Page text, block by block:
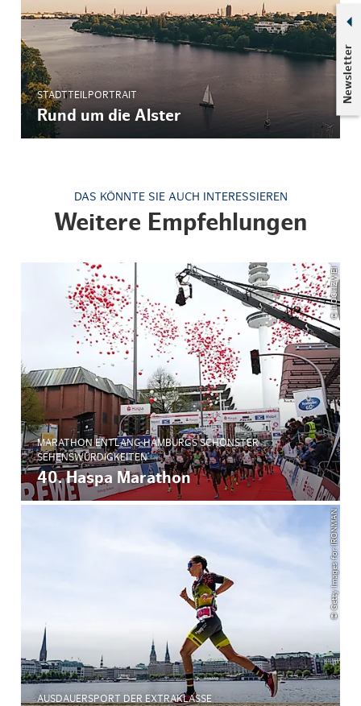
Newsletter
STADTTEILPORTRAIT
Rund um die Alster
DAS KÖNNTE SIE AUCH INTERESSIEREN
Weitere Empfehlungen
© HOCHZWEI
MARATHON ENTLANG HAMBURGS SCHÖNSTER
SEHENSWÜRDIGKEITEN
40. Haspa Marathon
© Getty Images for IRONMAN
AUSDAUERSPORT DER EXTRAKLASSE